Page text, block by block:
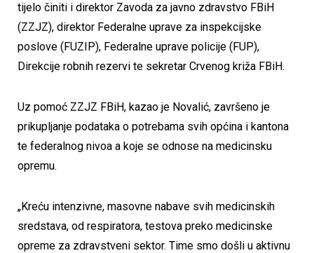
tijelo činiti i direktor Zavoda za javno zdravstvo FBiH
(ZZJZ), direktor Federalne uprave za inspekcijske
poslove (FUZIP), Federalne uprave policije (FUP),
Direkcije robnih rezervi te sekretar Crvenog križa FBiH.
Uz pomoć ZZJZ FBiH, kazao je Novalić, završeno je
prikupljanje podataka o potrebama svih općina i kantona
te federalnog nivoa a koje se odnose na medicinsku
opremu.
„Kreću intenzivne, masovne nabave svih medicinskih
sredstava, od respiratora, testova preko medicinske
opreme za zdravstveni sektor. Time smo došli u aktivnu